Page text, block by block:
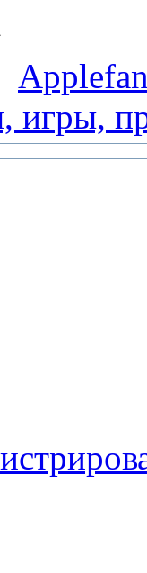
игры,